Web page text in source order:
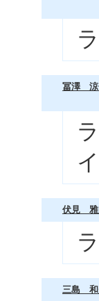
冨澤 涼
伏見 雅
三島 和